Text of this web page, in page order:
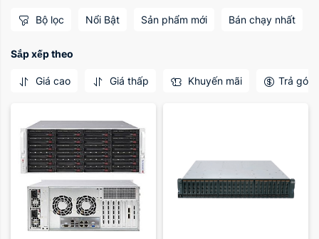
Bộ lọc Nổi Bật Sản phẩm mới Bán chạy nhất
Sắp xếp theo
Giá cao Giá thấp Khuyến mãi Trả góp